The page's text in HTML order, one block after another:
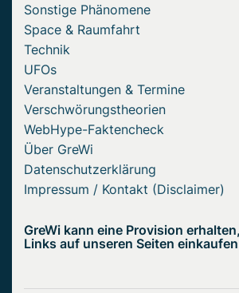
Sonstige Phänomene
Space & Raumfahrt
Technik
UFOs
Veranstaltungen & Termine
Verschwörungstheorien
WebHype-Faktencheck
Über GreWi
Datenschutzerklärung
Impressum / Kontakt (Disclaimer)
GreWi kann eine Provision
Links auf unseren Seiten